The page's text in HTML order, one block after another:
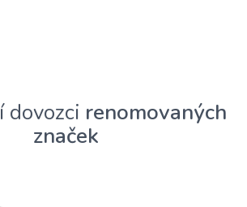
dovozci renomovaných
značek